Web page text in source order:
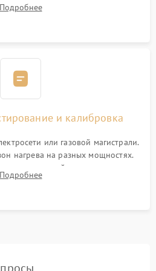
или укладка уплотнительной
Подробнее
и калибровка
или газовой магистрали.
нагрева на разных мощностях.
таймера, индикаторов
систем защиты от перегрева.
Подробнее